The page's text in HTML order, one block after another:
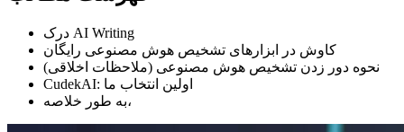
درک AI Writing
کاوش در ابزارهای تشخیص هوش مصنوعی رایگان
نحوه دور زدن تشخیص هوش مصنوعی (ملاحظات اخلاقی)
CudekAI: اولین انتخاب ما
به طور خلاصه،